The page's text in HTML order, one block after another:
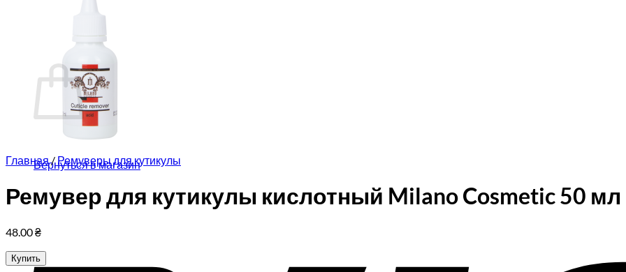
Вернуться в магазин
Корзина
Корзина пуста.
Вернуться в магазин
Главная/ Ремуверы для кутикулы
Ремувер для кутикулы кислотный Milano Cosmetic 50 мл
48.00₴
Купить